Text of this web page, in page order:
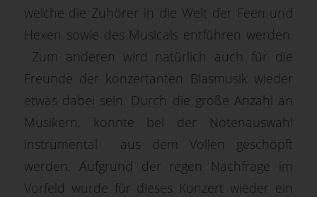
welche die Zuhörer in die Welt der Feen und
Hexen sowie des Musicals entführen werden.
Zum anderen wird natürlich auch für die
Freunde der konzertanten Blasmusik wieder
etwas dabei sein. Durch die große Anzahl an
Musikern, konnte bei der Notenauswahl
instrumental aus dem Vollen geschöpft
werden. Aufgrund der regen Nachfrage im
Vorfeld wurde für dieses Konzert wieder ein